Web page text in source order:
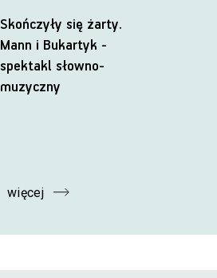
Skończyły się żarty.
Mann i Bukartyk -
spektakl słowno-
muzyczny
więcej